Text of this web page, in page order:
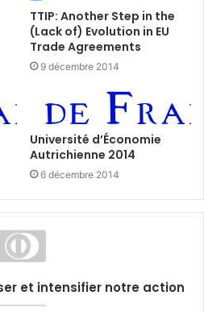
TTIP: Another Step in the
(Lack of) Evolution in EU
Trade Agreements
9 décembre 2014
Université d’Économie
Autrichienne 2014
6 décembre 2014
et intensifier notre action